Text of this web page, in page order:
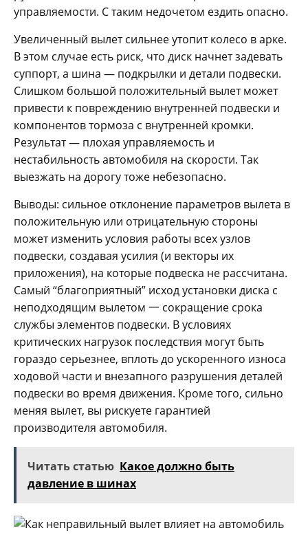
управляемости. С таким недочетом ездить опасно.
Увеличенный вылет сильнее утопит колесо в арке.
В этом случае есть риск, что диск начнет задевать
суппорт, а шина — подкрылки и детали подвески.
Слишком большой положительный вылет может
привести к повреждению внутренней подвески и
компонентов тормоза с внутренней кромки.
Результат — плохая управляемость и
нестабильность автомобиля на скорости. Так
выезжать на дорогу тоже небезопасно.
Выводы: сильное отклонение параметров вылета в
положительную или отрицательную стороны
может изменить условия работы всех узлов
подвески, создавая усилия (и векторы их
приложения), на которые подвеска не рассчитана.
Самый “благоприятный” исход установки диска с
неподходящим вылетом 一 сокращение срока
службы элементов подвески. В условиях
критических нагрузок последствия могут быть
гораздо серьезнее, вплоть до ускоренного износа
ходовой части и внезапного разрушения деталей
подвески во время движения. Кроме того, сильно
меняя вылет, вы рискуете гарантией
производителя автомобиля.
Читать статью Какое должно быть
давление в шинах